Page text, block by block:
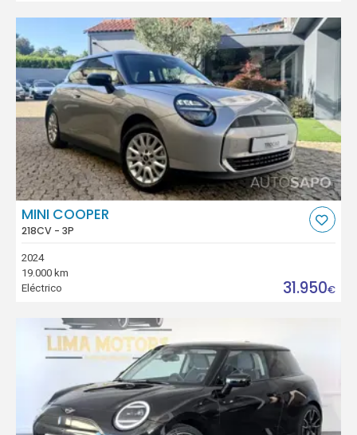
MINI COOPER
218CV - 3P
2024
19.000 km
Eléctrico
31.950€